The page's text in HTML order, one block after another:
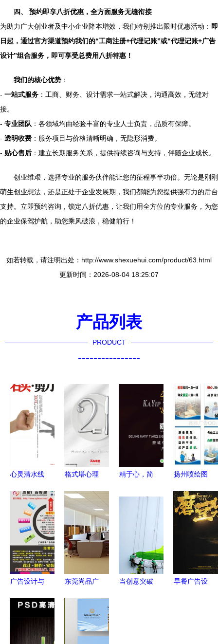
四、 预约即享八折优惠，全方面服务无缝衔接
为助力广大创业者及中小企业降本增效，我们特别推出限时优惠活动： 即
日起，通过官方渠道预约我们的“工商注册+代理记账”或“代理记账+广告
设计”组合服务，即可享受总费用八折特惠！
我们的核心优势 ：
- 一站式服务 ：工商、财务、设计需求一站式解决，沟通高效，无缝对
接。
- 专业团队 ：各领域均由经验丰富的专业人士负责，品质有保障。
- 透明收费 ：服务项目与价格清晰明确，无隐形消费。
- 贴心售后 ：建立长期服务关系，提供持续咨询与支持，伴随企业成长。
创业维艰，选择专业的服务伙伴能让您的征程事半功倍。无论是刚刚
萌生创业想法，还是正处于企业发展期，我们都能为您提供强有力的后台
支持。立即预约咨询，锁定八折优惠，让我们用全方位的专业服务，为您
的企业保驾护航，助您乘风破浪，稳健前行！
如若转载，请注明出处：http://www.shexuehui.com/product/63.html
更新时间：2026-08-04 18:25:07
产品列表
PRODUCT
----------------
心灵清水线
益广告设计
解析
格式塔心理
精于心，简
设计制作的
核心法则
扬州喷绘图
呼百应广告
设计的专业
广告设计与
服务 从创
全流程解决
东莞尚品广
专业服务，
打造卓越厂
当创意突破
早餐广告设